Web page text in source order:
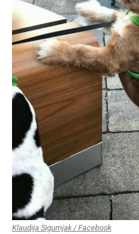
Klaudija Sigurnjak / Facebook